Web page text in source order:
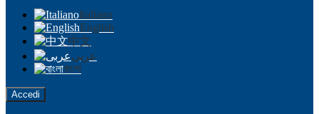
Italiano
English
中文
عربى
বাংলা
Accedi